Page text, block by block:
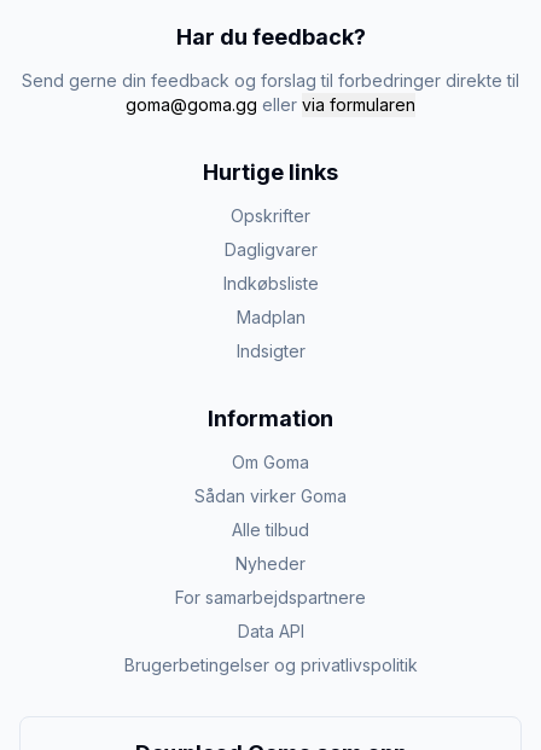
Har du feedback?
Send gerne din feedback og forslag til forbedringer direkte til
goma@goma.gg eller via formularen
Hurtige links
Opskrifter
Dagligvarer
Indkøbsliste
Madplan
Indsigter
Information
Om Goma
Sådan virker Goma
Alle tilbud
Nyheder
For samarbejdspartnere
Data API
Brugerbetingelser og privatlivspolitik